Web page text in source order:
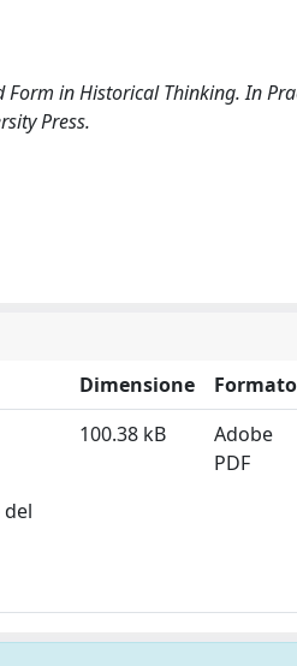
in Historical Thinking. In
Press.
Dimensione
Formato
100.38 kB
Adobe
PDF